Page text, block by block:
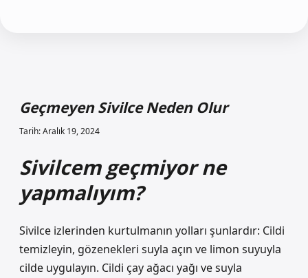
Geçmeyen Sivilce Neden Olur
Tarih: Aralık 19, 2024
Sivilcem geçmiyor ne
yapmalıyım?
Sivilce izlerinden kurtulmanın yolları şunlardır: Cildi
temizleyin, gözenekleri suyla açın ve limon suyuyla
cilde uygulayın. Cildi çay ağacı yağı ve suyla